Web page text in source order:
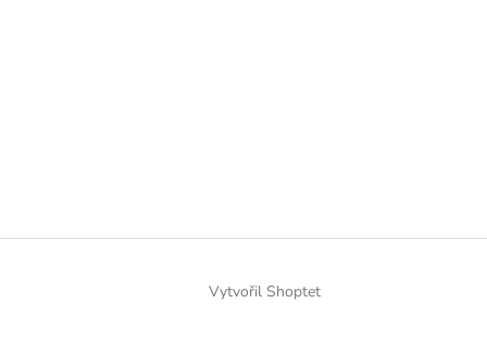
Vytvořil Shoptet